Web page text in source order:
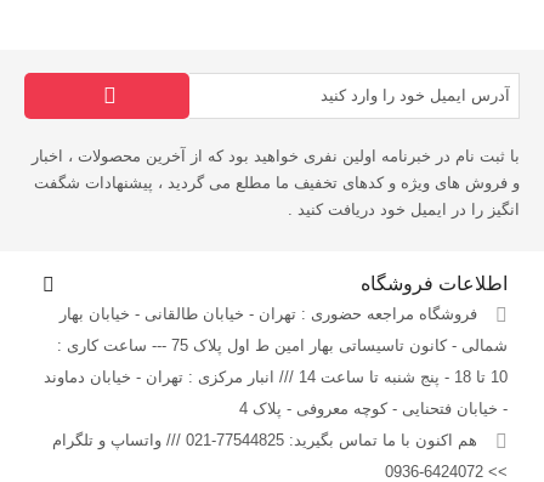
با ثبت نام در خبرنامه اولین نفری خواهید بود که از آخرین محصولات ، اخبار
و فروش های ویژه و کدهای تخفیف ما مطلع می گردید ، پیشنهادات شگفت
انگیز را در ایمیل خود دریافت کنید .
اطلاعات فروشگاه
فروشگاه مراجعه حضوری : تهران - خیابان طالقانی - خیابان بهار
شمالی - کانون تاسیساتی بهار امین ط اول پلاک 75 --- ساعت کاری :
10 تا 18 - پنج شنبه تا ساعت 14 /// انبار مرکزی : تهران - خیابان دماوند
- خیابان فتحنایی - کوچه معروفی - پلاک 4
هم اکنون با ما تماس بگیرید:
77544825-021 /// واتساپ و تلگرام
>> 6424072-0936